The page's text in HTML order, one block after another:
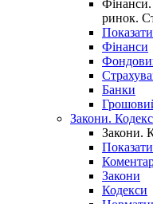
ринок.
Показати
Фінанси
Банки
Закони.
Закони.
Показати
Закони
Кодекси